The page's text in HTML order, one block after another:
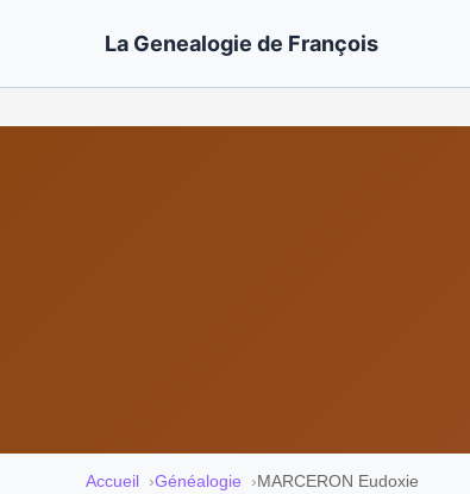
La Genealogie de François
Accueil Généalogie MARCERON Eudoxie